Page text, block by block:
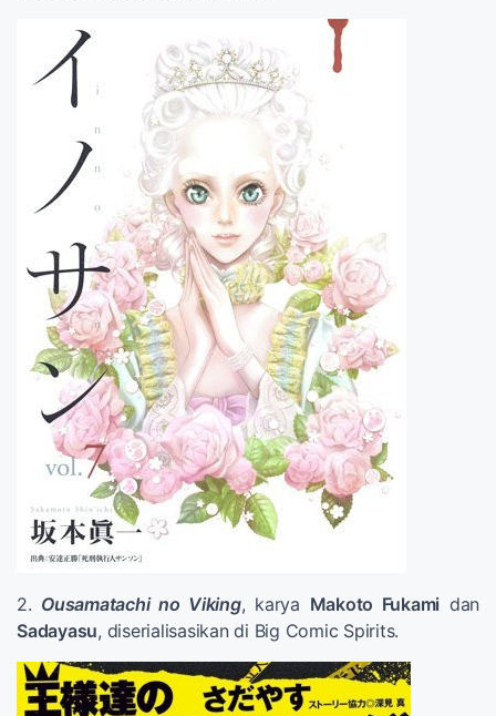
2. Ousamatachi no Viking, karya Makoto Fukami dan
Sadayasu, diserialisasikan di Big Comic Spirits.